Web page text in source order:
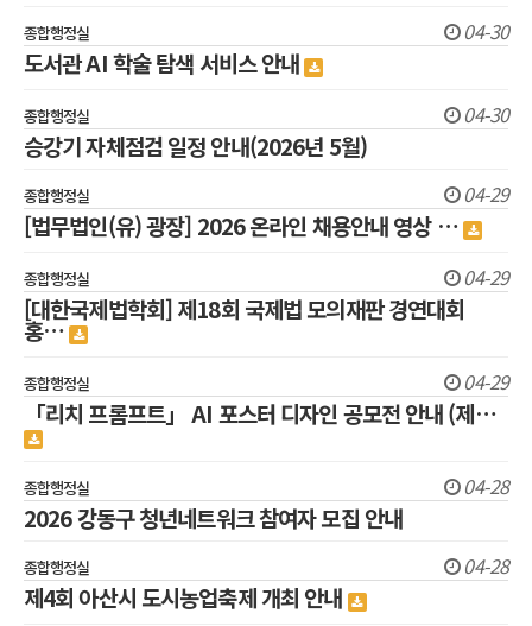
종합행정실 04-30
도서관 AI 학술 탐색 서비스 안내
종합행정실 04-30
승강기 자체점검 일정 안내(2026년 5월)
종합행정실 04-29
[법무법인(유) 광장] 2026 온라인 채용안내 영상 …
종합행정실 04-29
[대한국제법학회] 제18회 국제법 모의재판 경연대회
홍…
종합행정실 04-29
「리치 프롬프트」 AI 포스터 디자인 공모전 안내 (제…
종합행정실 04-28
2026 강동구 청년네트워크 참여자 모집 안내
종합행정실 04-28
제4회 아산시 도시농업축제 개최 안내